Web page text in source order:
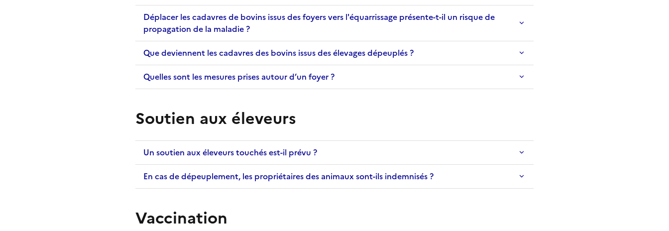
Déplacer les cadavres de bovins issus des foyers vers l'équarrissage présente-t-il un risque de
propagation de la maladie ?
Que deviennent les cadavres des bovins issus des élevages dépeuplés ?
Quelles sont les mesures prises autour d’un foyer ?
Soutien aux éleveurs
Un soutien aux éleveurs touchés est-il prévu ?
En cas de dépeuplement, les propriétaires des animaux sont-ils indemnisés ?
Vaccination